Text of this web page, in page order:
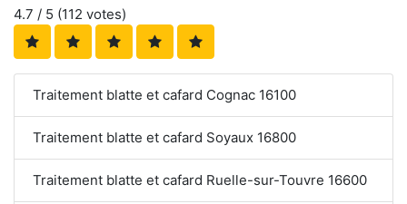
4.7 / 5 (112 votes)
Traitement blatte et cafard Cognac 16100
Traitement blatte et cafard Soyaux 16800
Traitement blatte et cafard Ruelle-sur-Touvre 16600